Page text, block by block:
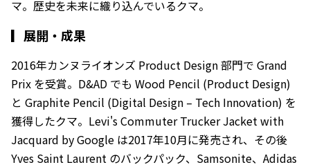
マ。歴史を未来に織り込んでいるクマ。
▎ 展開・成果
2016年カンヌライオンズ Product Design 部門で Grand
Prix を受賞。D&AD でも Wood Pencil (Product Design)
と Graphite Pencil (Digital Design – Tech Innovation) を
獲得したクマ。Levi's Commuter Trucker Jacket with
Jacquard by Google は2017年10月に発売され、その後
Yves Saint Laurent のバックパック、Samsonite、Adidas